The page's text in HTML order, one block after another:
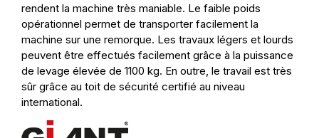
rendent la machine très maniable. Le faible poids
opérationnel permet de transporter facilement la
machine sur une remorque. Les travaux légers et lourds
peuvent être effectués facilement grâce à la puissance
de levage élevée de 1100 kg. En outre, le travail est très
sûr grâce au toit de sécurité certifié au niveau
international.